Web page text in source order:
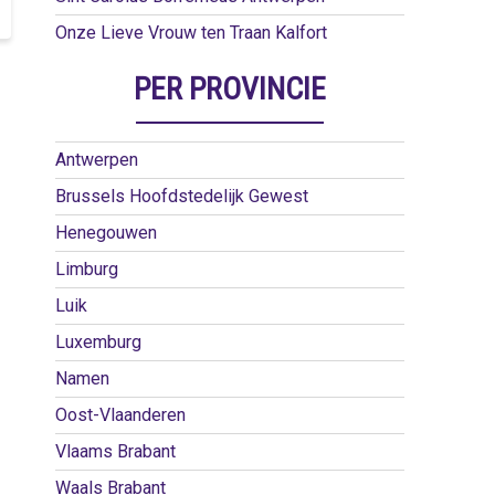
Onze Lieve Vrouw ten Traan Kalfort
PER PROVINCIE
Antwerpen
Brussels Hoofdstedelijk Gewest
Henegouwen
Limburg
Luik
Luxemburg
Namen
Oost-Vlaanderen
Vlaams Brabant
Waals Brabant